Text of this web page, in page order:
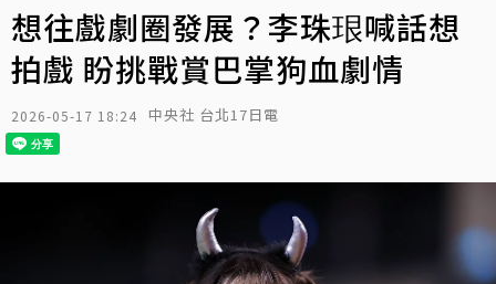
想往戲劇圈發展？李珠珢喊話想
拍戲 盼挑戰賞巴掌狗血劇情
2026-05-17 18:24 中央社 台北17日電